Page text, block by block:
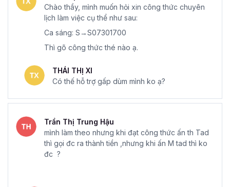
Chào thầy, mình muốn hỏi xin công thức chuyên
lịch làm việc cụ thể như sau:
Ca sáng: S→S07301700
Thì gõ công thức thé nào ạ.
THÁI THỊ XI
Có thế hỗ trợ gấp dùm mình ko ạ?
Trần Thị Trung Hậu
mình làm theo nhưng khi đạt công thức ấn th Tad
thì gọi đc ra thành tiền ,nhưng khi ấn M tad thì ko
đc ?